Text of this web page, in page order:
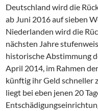
Deutschland wird die
ab Juni 2016 auf sieben
Niederlanden wird die
nächsten Jahre
historische Abstimmung
April 2014, im Rahmen
künftig ihr Geld schneller
liegt bei eben jenen 20